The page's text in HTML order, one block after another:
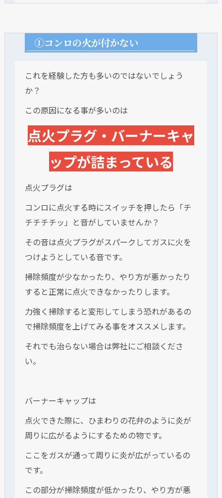
①コンロの火が付かない
これを経験した方も多いのではないでしょう
か？
この原因になる事が多いのは
点火プラグ・バーナーキャ
ップが詰まっている
点火プラグは
コンロに点火する時にスイッチを押したら「チ
チチチチッ」と音がしていませんか？
その音は点火プラグがスパークしてガスに火を
つけようとしている音です。
掃除頻度が少なかったり、やり方が悪かったり
すると正常に点火できなかったりします。
力強く掃除すると変形してしまう恐れがあるの
で掃除頻度を上げてみる事をオススメします。
それでも治らない場合は弊社にご相談くださ
い。
バーナーキャップは
点火できた際に、ひまわりの花弁のように炎が
周りに広がるようにするための物です。
ここをガスが通って周りに炎が広がっているの
です。
この部分が掃除頻度が低かったり、やり方が悪